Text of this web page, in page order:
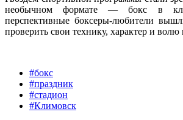
необычном формате — бокс в
перспективные боксеры-любители
проверить свои технику, характер и волю
#бокс
#праздник
#стадион
#Климовск